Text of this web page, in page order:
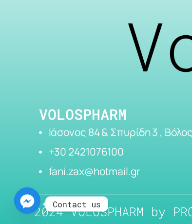
VOLOSPHARM
Ιάσονος 84 & Σπυρίδη 3 , Βόλος
+30 2421076100
fani.zax@hotmail.gr
2024 VOLOSPHARM by
Contact us